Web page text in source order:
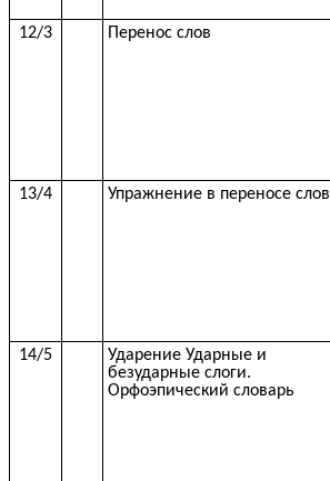
12/3 Перенос слов
13/4
Упражнение в переносе слов
14/5
Ударение Ударные и
безударные слоги.
Орфоэпический словарь